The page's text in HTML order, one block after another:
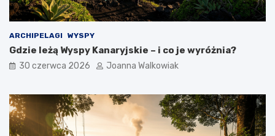
ARCHIPELAGI WYSPY
Gdzie leżą Wyspy Kanaryjskie – i co je wyróżnia?
30 czerwca 2026 Joanna Walkowiak